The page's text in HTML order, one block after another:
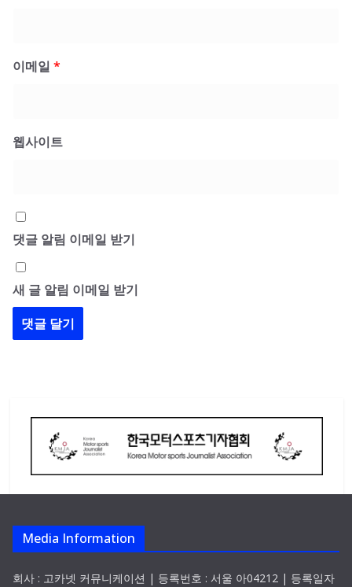
이메일 *
웹사이트
댓글 알림 이메일 받기
새 글 알림 이메일 받기
Media Information
회사 : 고카넷 커뮤니케이션 | 등록번호 : 서울 아04212 | 등록일자